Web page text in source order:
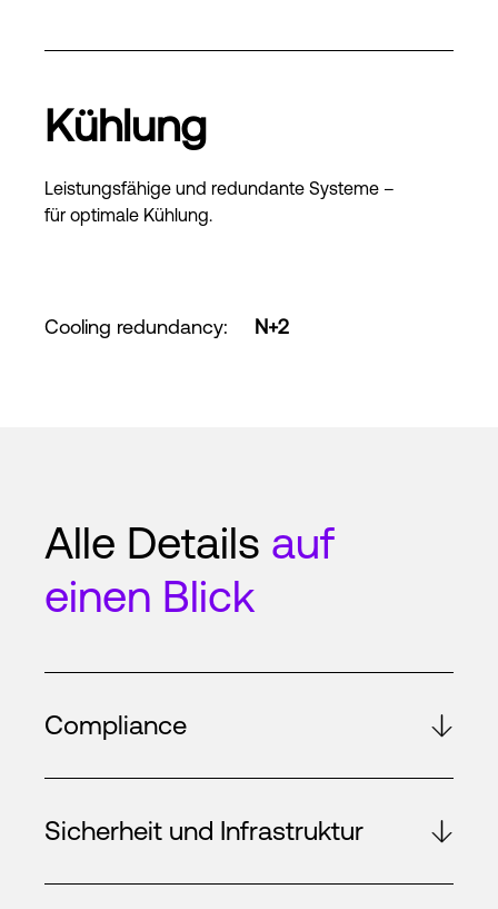
Kühlung
Leistungsfähige und redundante Systeme –
für optimale Kühlung.
Cooling redundancy: N+2
Alle Details auf
einen Blick
Compliance
Sicherheit und Infrastruktur